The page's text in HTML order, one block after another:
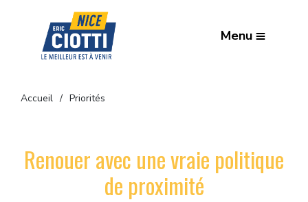
Menu
Accueil Priorités
Renouer avec une vraie politique
de proximité